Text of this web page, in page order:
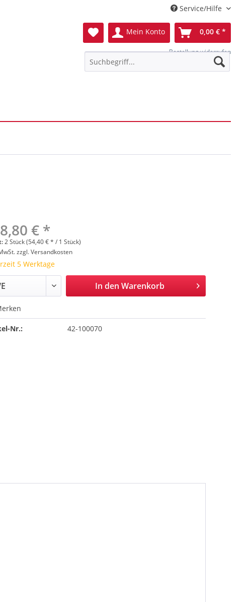
Service/Hilfe
Mein Konto 0,00 € *
Bestellung widerrufen
€ *
2 Stück (54,40 € * / 1 Stück)
zzgl. Versandkosten
5 Werktage
In den Warenkorb
Nr.: 42-100070